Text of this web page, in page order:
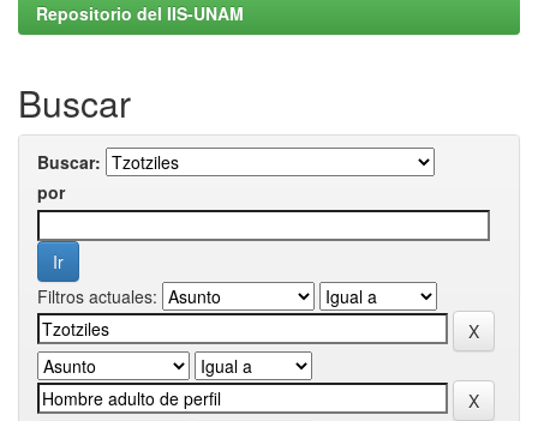
Repositorio del IIS-UNAM
Buscar
Buscar:
por
Filtros actuales: